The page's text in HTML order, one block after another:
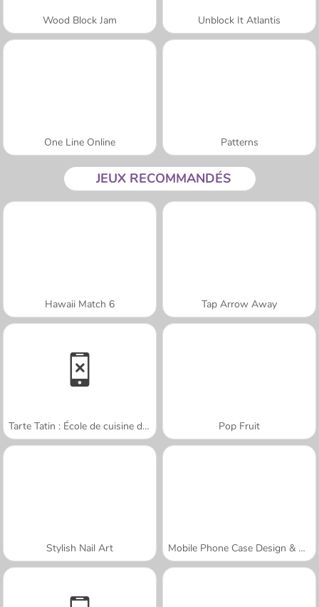
Wood Block Jam Unblock It Atlantis
One Line Online Patterns
JEUX RECOMMANDÉS
Hawaii Match 6 Tap Arrow Away
Tarte Tatin : École de cuisine de Sara Pop Fruit
Stylish Nail Art Mobile Phone Case Design & DIY